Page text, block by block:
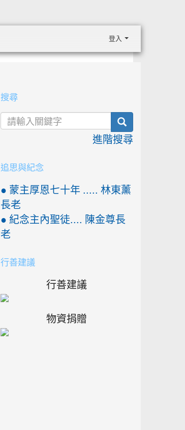
登入
搜尋
search
進階搜尋
追思與紀念
● 蒙主厚恩七十年 ..... 林東薰
長老
● 紀念主內聖徒.... 陳金尊長
老
行善建議
行善建議
物資捐贈